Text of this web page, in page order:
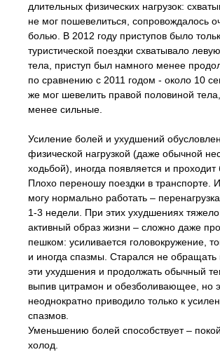
длительных физических нагрузок:
не мог пошевелиться, сопровождалось
болью. В 2012 году приступов было
туристической поездки схватывало
тела, приступ был намного менее
по сравнению с 2011 годом - около 10
же мог шевелить правой половиной
менее сильные.
Усиление болей и ухудшений
физической нагрузкой (даже обычной
ходьбой), иногда появляется и проходит
Плохо переношу поездки в транспорте.
могу нормально работать –
1-3 недели. При этих ухудшениях тяжело
активный образ жизни – сложно даже
пешком: усиливается головокружение,
и иногда спазмы. Старался не
эти ухудшения и продолжать обычный
выпив цитрамон и обезболивающее, но
неоднократно приводило только к
спазмов.
Уменьшению болей способствует –
холод.